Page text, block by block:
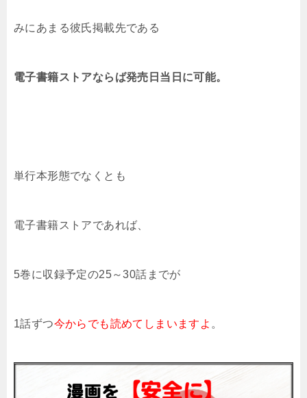
みにあまる彼氏掲載先である
電子書籍ストアならば発売日当日に可能。
単行本形態でなくとも
電子書籍ストアであれば、
5巻に収録予定の25～30話までが
1話ずつ今からでも読めてしまいますよ 。